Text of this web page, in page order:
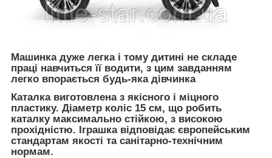
Машинка дуже легка і тому дитині не складе
праці навчиться її водити, з цим завданням
легко впорається будь-яка дівчинка
Каталка виготовлена з якісного і міцного
пластику. Діаметр коліс 15 см, що робить
каталку максимально стійкою, з високою
прохідністю. Іграшка відповідає європейським
стандартам якості та санітарно-технічним
нормам.